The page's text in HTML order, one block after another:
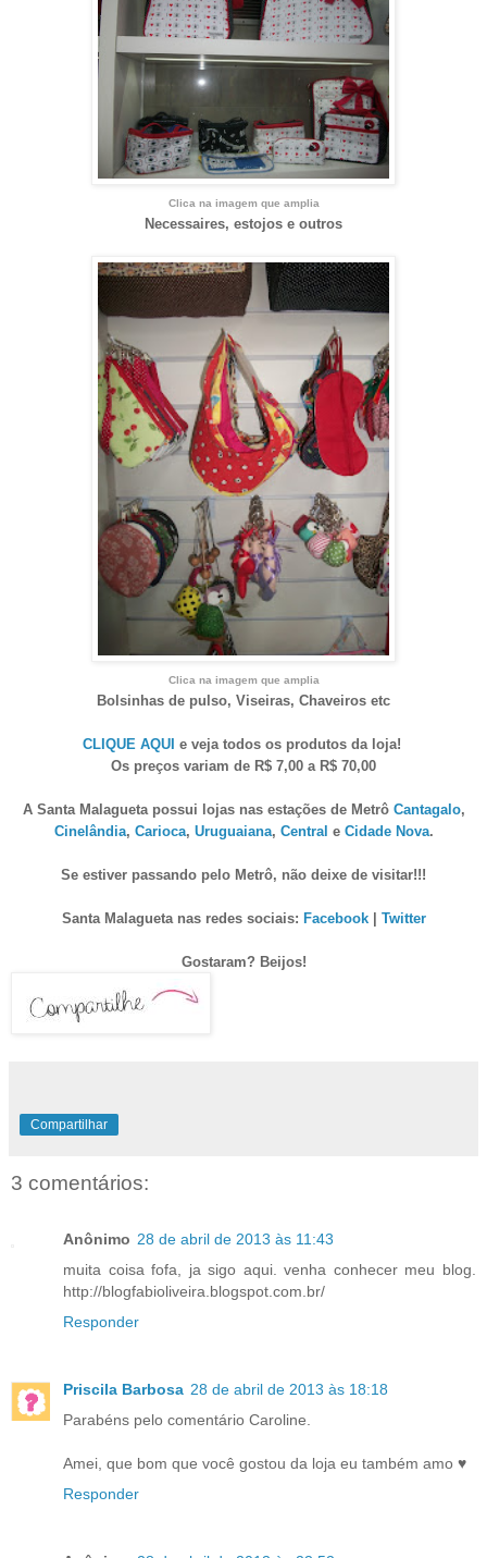
Clica na imagem que amplia
Necessaires, estojos e outros
Clica na imagem que amplia
Bolsinhas de pulso, Viseiras, Chaveiros etc
CLIQUE AQUI e veja todos os produtos da loja!
Os preços variam de R$ 7,00 a R$ 70,00
A Santa Malagueta possui lojas nas estações de Metrô Cantagalo,
Cinelândia, Carioca, Uruguaiana, Central e Cidade Nova.
Se estiver passando pelo Metrô, não deixe de visitar!!!
Santa Malagueta nas redes sociais: Facebook| Twitter
Gostaram? Beijos!
Compartilhar
3 comentários:
Anônimo 28 de abril de 2013 às 11:43
muita coisa fofa, ja sigo aqui. venha conhecer meu blog.
http://blogfabioliveira.blogspot.com.br/
Responder
Priscila Barbosa 28 de abril de 2013 às 18:18
Parabéns pelo comentário Caroline.
Amei, que bom que você gostou da loja eu também amo ♥
Responder